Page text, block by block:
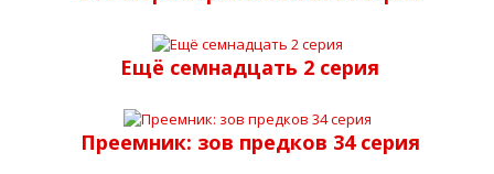
Ещё семнадцать 2 серия
Преемник: зов предков 34 серия